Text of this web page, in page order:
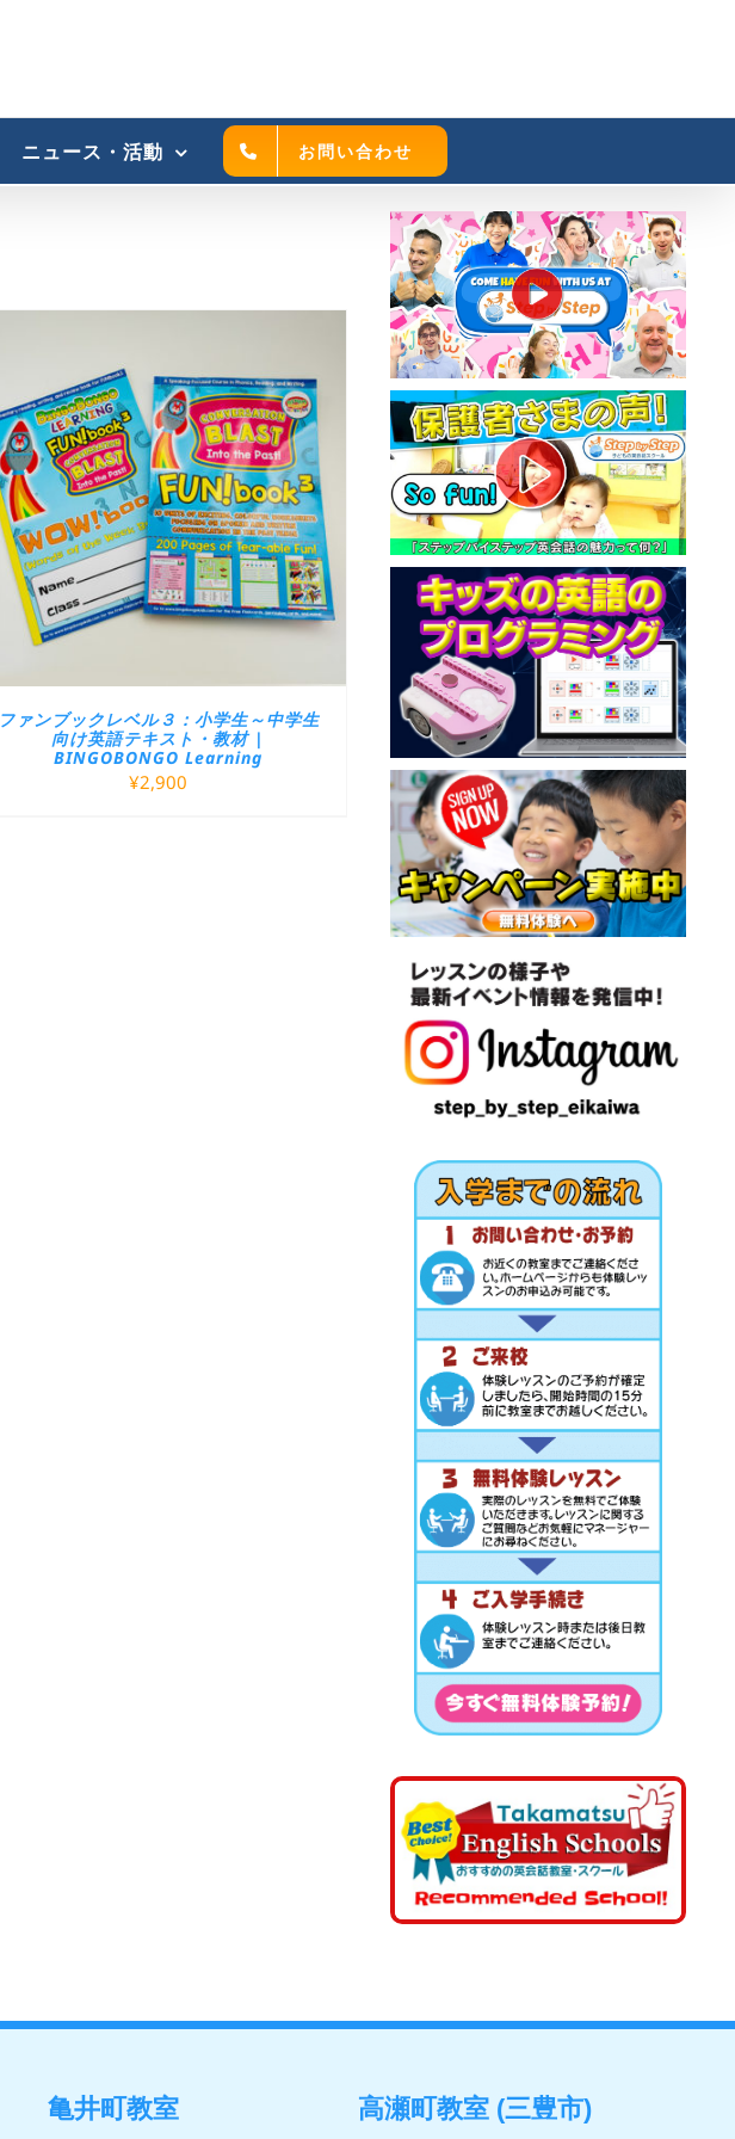
ニュース・活動 お問い合わせ
ファンブックレベル３：小学生～中学生
向け英語テキスト・教材 |
BINGOBONGO Learning
¥2,900
亀井町教室 高瀬町教室 (三豊市)